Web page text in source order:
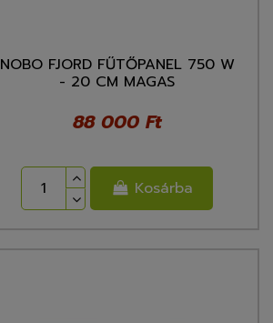
NOBO FJORD FŰTŐPANEL 750 W
- 20 CM MAGAS
88 000 Ft
Kosárba